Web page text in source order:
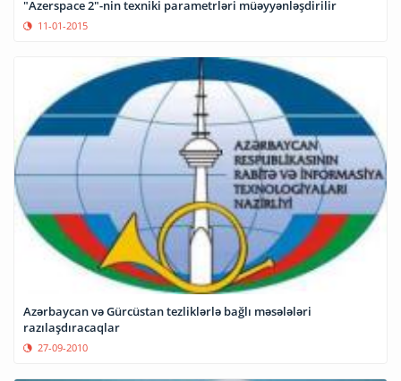
"Azerspace 2"-nin texniki parametrləri müəyyənləşdirilir
11-01-2015
Azərbaycan və Gürcüstan tezliklərlə bağlı məsələləri
razılaşdıracaqlar
27-09-2010